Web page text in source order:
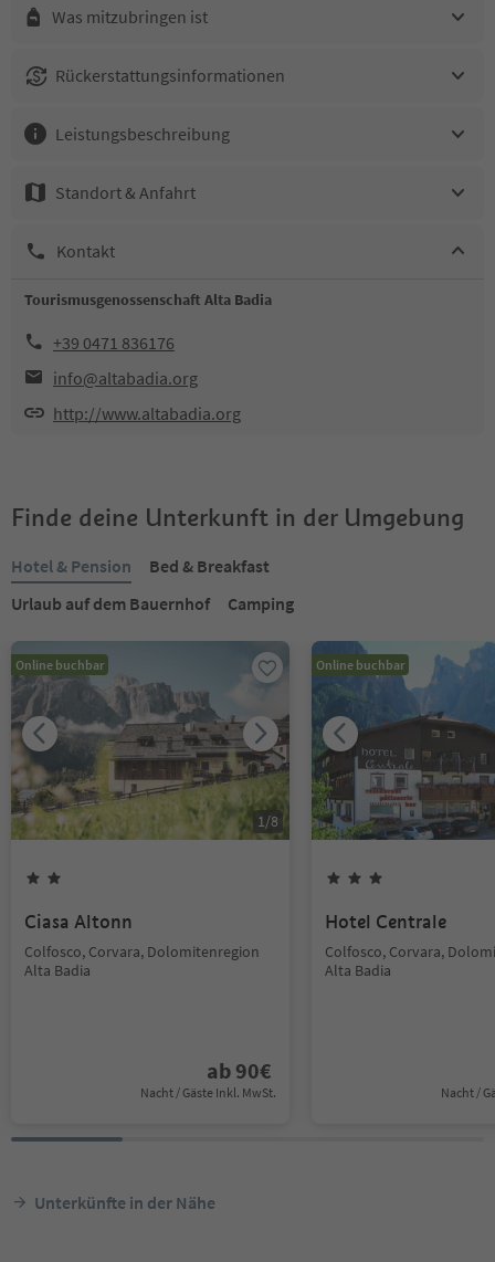
Was mitzubringen ist
Rückerstattungsinformationen
Leistungsbeschreibung
Standort & Anfahrt
Kontakt
Tourismusgenossenschaft Alta Badia
+39 0471 836176
info@altabadia.org
http://www.altabadia.org
Finde deine Unterkunft in der Umgebung
Hotel & Pension
Bed & Breakfast
Urlaub auf dem Bauernhof
Camping
Online buchbar
1 /8
Ciasa Altonn
Colfosco, Corvara, Dolomitenregion
Alta Badia
ab 90€
Nacht / Gäste Inkl. MwSt.
Online buchbar
Hotel Centrale
Colfosco, Corvara,
Alta Badia
Nacht /
Unterkünfte in der Nähe